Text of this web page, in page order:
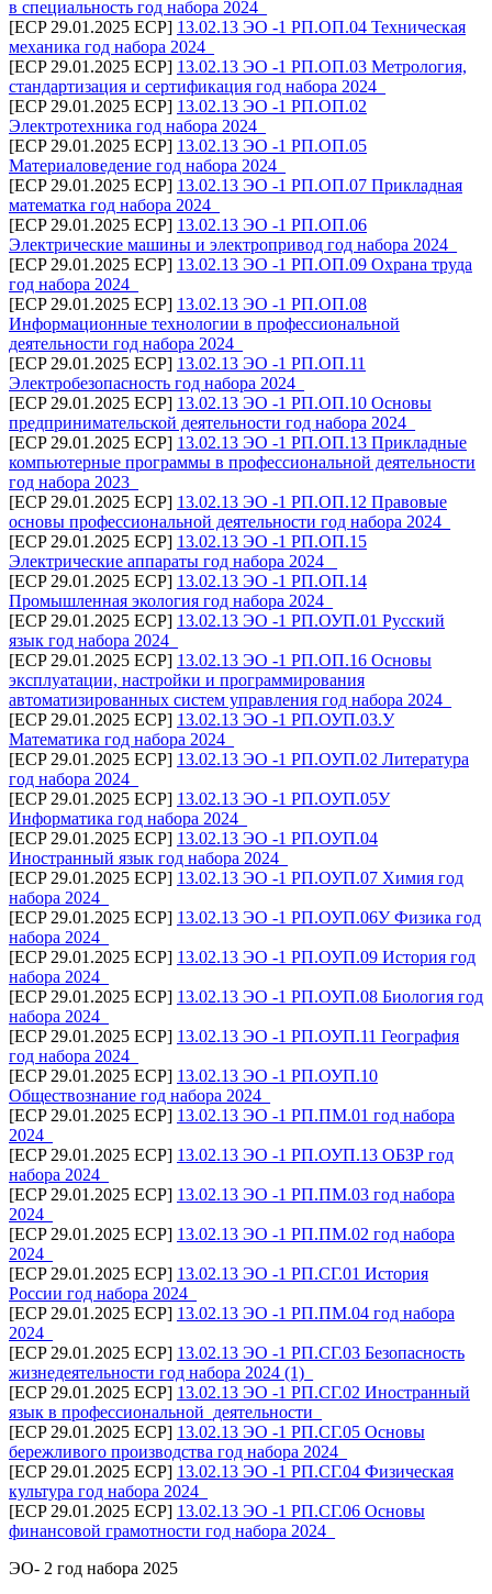
в специальность год набора 2024_
[ECP 29.01.2025 ECP] 13.02.13 ЭО -1 РП.ОП.04 Техническая
механика год набора 2024_
[ECP 29.01.2025 ECP] 13.02.13 ЭО -1 РП.ОП.03 Метрология,
стандартизация и сертификация год набора 2024_
[ECP 29.01.2025 ECP] 13.02.13 ЭО -1 РП.ОП.02
Электротехника год набора 2024_
[ECP 29.01.2025 ECP] 13.02.13 ЭО -1 РП.ОП.05
Материаловедение год набора 2024_
[ECP 29.01.2025 ECP] 13.02.13 ЭО -1 РП.ОП.07 Прикладная
математка год набора 2024_
[ECP 29.01.2025 ECP] 13.02.13 ЭО -1 РП.ОП.06
Электрические машины и электропривод год набора 2024_
[ECP 29.01.2025 ECP] 13.02.13 ЭО -1 РП.ОП.09 Охрана труда
год набора 2024_
[ECP 29.01.2025 ECP] 13.02.13 ЭО -1 РП.ОП.08
Информационные технологии в профессиональной
деятельности год набора 2024_
[ECP 29.01.2025 ECP] 13.02.13 ЭО -1 РП.ОП.11
Электробезопасность год набора 2024_
[ECP 29.01.2025 ECP] 13.02.13 ЭО -1 РП.ОП.10 Основы
предпринимательской деятельности год набора 2024_
[ECP 29.01.2025 ECP] 13.02.13 ЭО -1 РП.ОП.13 Прикладные
компьютерные программы в профессиональной деятельности
год набора 2023_
[ECP 29.01.2025 ECP] 13.02.13 ЭО -1 РП.ОП.12 Правовые
основы профессиональной деятельности год набора 2024_
[ECP 29.01.2025 ECP] 13.02.13 ЭО -1 РП.ОП.15
Электрические аппараты год набора 2024 _
[ECP 29.01.2025 ECP] 13.02.13 ЭО -1 РП.ОП.14
Промышленная экология год набора 2024_
[ECP 29.01.2025 ECP] 13.02.13 ЭО -1 РП.ОУП.01 Русский
язык год набора 2024_
[ECP 29.01.2025 ECP] 13.02.13 ЭО -1 РП.ОП.16 Основы
эксплуатации, настройки и программирования
автоматизированных систем управления год набора 2024_
[ECP 29.01.2025 ECP] 13.02.13 ЭО -1 РП.ОУП.03.У
Математика год набора 2024_
[ECP 29.01.2025 ECP] 13.02.13 ЭО -1 РП.ОУП.02 Литература
год набора 2024_
[ECP 29.01.2025 ECP] 13.02.13 ЭО -1 РП.ОУП.05У
Информатика год набора 2024_
[ECP 29.01.2025 ECP] 13.02.13 ЭО -1 РП.ОУП.04
Иностранный язык год набора 2024_
[ECP 29.01.2025 ECP] 13.02.13 ЭО -1 РП.ОУП.07 Химия год
набора 2024_
[ECP 29.01.2025 ECP] 13.02.13 ЭО -1 РП.ОУП.06У Физика год
набора 2024_
[ECP 29.01.2025 ECP] 13.02.13 ЭО -1 РП.ОУП.09 История год
набора 2024_
[ECP 29.01.2025 ECP] 13.02.13 ЭО -1 РП.ОУП.08 Биология год
набора 2024_
[ECP 29.01.2025 ECP] 13.02.13 ЭО -1 РП.ОУП.11 География
год набора 2024_
[ECP 29.01.2025 ECP] 13.02.13 ЭО -1 РП.ОУП.10
Обществознание год набора 2024_
[ECP 29.01.2025 ECP] 13.02.13 ЭО -1 РП.ПМ.01 год набора
2024_
[ECP 29.01.2025 ECP] 13.02.13 ЭО -1 РП.ОУП.13 ОБЗР год
набора 2024_
[ECP 29.01.2025 ECP] 13.02.13 ЭО -1 РП.ПМ.03 год набора
2024_
[ECP 29.01.2025 ECP] 13.02.13 ЭО -1 РП.ПМ.02 год набора
2024_
[ECP 29.01.2025 ECP] 13.02.13 ЭО -1 РП.СГ.01 История
России год набора 2024_
[ECP 29.01.2025 ECP] 13.02.13 ЭО -1 РП.ПМ.04 год набора
2024_
[ECP 29.01.2025 ECP] 13.02.13 ЭО -1 РП.СГ.03 Безопасность
жизнедеятельности год набора 2024 (1)_
[ECP 29.01.2025 ECP] 13.02.13 ЭО -1 РП.СГ.02 Иностранный
язык в профессиональной_деятельности_
[ECP 29.01.2025 ECP] 13.02.13 ЭО -1 РП.СГ.05 Основы
бережливого производства год набора 2024_
[ECP 29.01.2025 ECP] 13.02.13 ЭО -1 РП.СГ.04 Физическая
культура год набора 2024_
[ECP 29.01.2025 ECP] 13.02.13 ЭО -1 РП.СГ.06 Основы
финансовой грамотности год набора 2024_
ЭО- 2 год набора 2025